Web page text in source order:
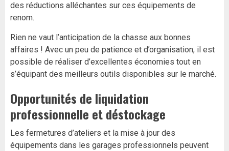
des réductions alléchantes sur ces équipements de
renom.
Rien ne vaut l’anticipation de la chasse aux bonnes
affaires ! Avec un peu de patience et d’organisation, il est
possible de réaliser d’excellentes économies tout en
s’équipant des meilleurs outils disponibles sur le marché.
Opportunités de liquidation
professionnelle et déstockage
Les fermetures d’ateliers et la mise à jour des
équipements dans les garages professionnels peuvent